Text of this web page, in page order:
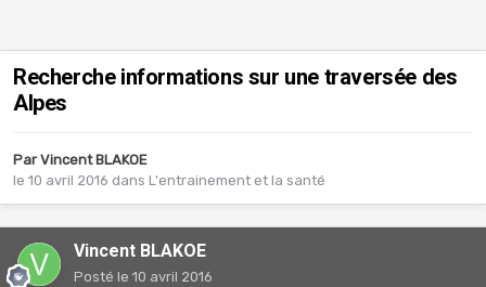
Recherche informations sur une traversée des
Alpes
Par Vincent BLAKOE
le 10 avril 2016 dans L'entrainement et la santé
Vincent BLAKOE
Posté le 10 avril 2016